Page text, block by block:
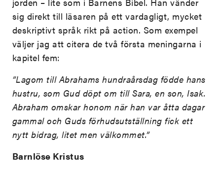
sig direkt till läsaren på ett vardagligt, mycket
deskriptivt språk rikt på action. Som exempel
väljer jag att citera de två första meningarna i
kapitel fem:
”Lagom till Abrahams hundraårsdag födde hans
hustru, som Gud döpt om till Sara, en son, Isak.
Abraham omskar honom när han var åtta dagar
gammal och Guds förhudsutställning fick ett
nytt bidrag, litet men välkommet.”
Barnlöse Kristus